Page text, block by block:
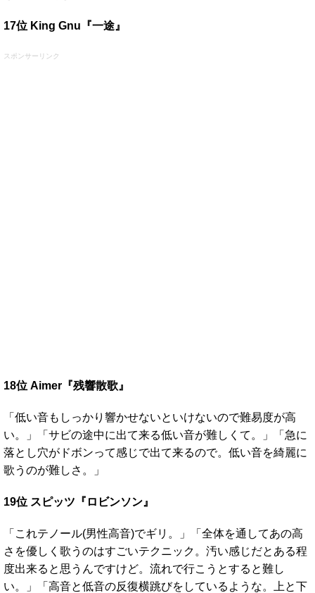
17位 King Gnu『一途』
スポンサーリンク
18位 Aimer『残響散歌』
「低い音もしっかり響かせないといけないので難易度が高
い。」「サビの途中に出て来る低い音が難しくて。」「急に
落とし穴がドボンって感じで出て来るので。低い音を綺麗に
歌うのが難しさ。」
19位 スピッツ『ロビンソン』
「これテノール(男性高音)でギリ。」「全体を通してあの高
さを優しく歌うのはすごいテクニック。汚い感じだとある程
度出来ると思うんですけど。流れで行こうとすると難し
い。」「高音と低音の反復横跳びをしているような。上と下